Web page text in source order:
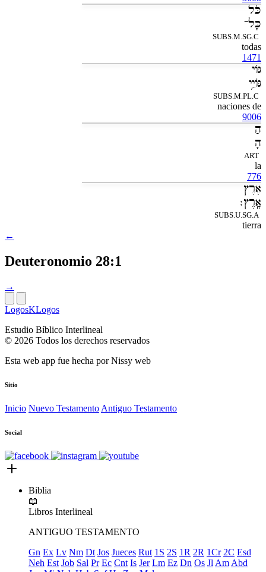
כֹּל
כָּל־
SUBS.M.SG.C
todas
1471
גֹּוי
גֹּויֵ֥י
SUBS.M.PL.C
naciones de
9006
הַ
הָ
ART
la
776
אֶרֶץ
אָֽרֶץ׃
SUBS.U.SG.A
tierra
←
Deuteronomio 28:1
→
LogosKLogos
Estudio Bíblico Interlineal
© 2026 Todos los derechos reservados
Esta web app fue hecha porNissy web
Sitio
Inicio Nuevo Testamento Antiguo Testamento
Social
Biblia
📖
Libros Interlineal
ANTIGUO TESTAMENTO
Gn Ex Lv Nm Dt Jos Jueces Rut 1S 2S 1R 2R 1Cr 2C Esd
Neh Est Job Sal Pr Ec Cnt Is Jer Lm Ez Dn Os Jl Am Abd